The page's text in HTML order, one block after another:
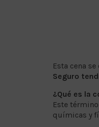
Esta cena
Seguro
¿Qué es la
Este
químicas y